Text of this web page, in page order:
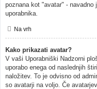
poznana kot "avatar" -
uporabnika.
Na vrh
Kako prikazati avatar?
V vaši Uporabniški Nadzorni
uporabo enega od naslednjih
naložitev. To je odvisno od
so avatarji na voljo. Če